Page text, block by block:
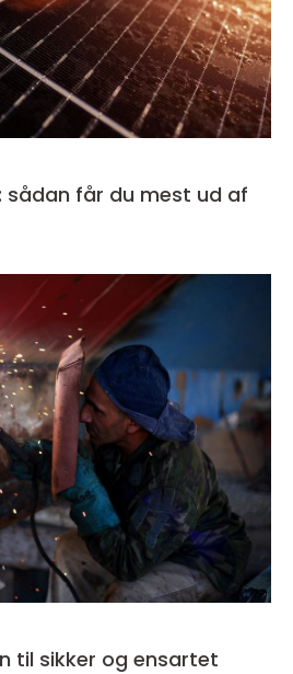
sådan får du mest ud af
til sikker og ensartet